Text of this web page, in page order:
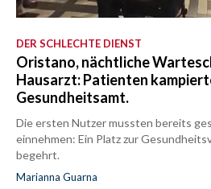
DER SCHLECHTE DIENST
Oristano, nächtliche
Hausarzt: Patienten
Gesundheitsamt.
Die ersten Nutzer mussten bereits
einnehmen: Ein Platz zur
begehrt.
Marianna Guarna